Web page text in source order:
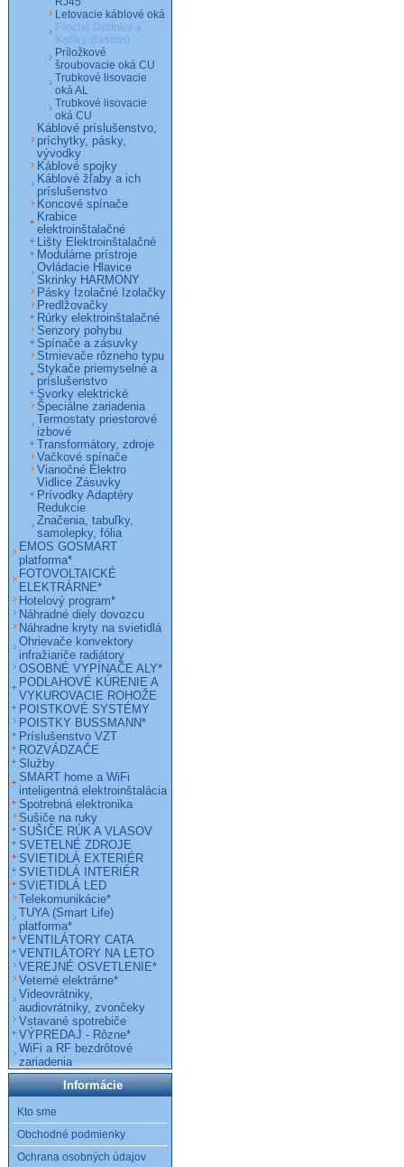
Letovacie káblové oká
Ploché Dutinky a
Kolíky (faston)
Príložkové
šroubovacie oká CU
Trubkové lisovacie
oká AL
Trubkové lisovacie
oká CU
Káblové príslušenstvo,
príchytky, pásky,
vývodky
Káblové spojky
Káblové žľaby a ich
príslušenstvo
Koncové spínače
Krabice
elektroinštalačné
Lišty Elektroinštalačné
Modulárne prístroje
Ovládacie Hlavice
Skrinky HARMONY
Pásky Izolačné Izolačky
Predlžovačky
Rúrky elektroinštalačné
Senzory pohybu
Spínače a zásuvky
Stmievače rôzneho typu
Stykače priemyselné a
príslušenstvo
Svorky elektrické
Špeciálne zariadenia
Termostaty priestorové
izbové
Transformátory, zdroje
Vačkové spínače
Vianočné Elektro
Vidlice Zásuvky
Prívodky Adaptéry
Redukcie
Značenia, tabuľky,
samolepky, fólia
EMOS GOSMART
platforma*
FOTOVOLTAICKÉ
ELEKTRÁRNE*
Hotelový program*
Náhradné diely dovozcu
Náhradne kryty na svietidlá
Ohrievače konvektory
infražiariče radiátory
OSOBNÉ VYPÍNAČE ALY*
PODLAHOVÉ KÚRENIE A
VYKUROVACIE ROHOŽE
POISTKOVÉ SYSTÉMY
POISTKY BUSSMANN*
Príslušenstvo VZT
ROZVÁDZAČE
Služby
SMART home a WiFi
inteligentná elektroinštalácia
Spotrebná elektronika
Sušiče na ruky
SUŠIČE RÚK A VLASOV
SVETELNÉ ZDROJE
SVIETIDLÁ EXTERIÉR
SVIETIDLÁ INTERIÉR
SVIETIDLÁ LED
Telekomunikácie*
TUYA (Smart Life)
platforma*
VENTILÁTORY CATA
VENTILÁTORY NA LETO
VEREJNÉ OSVETLENIE*
Veterné elektrárne*
Videovrátniky,
audiovrátniky, zvončeky
Vstavané spotrebiče
VÝPREDAJ - Rôzne*
WiFi a RF bezdrôtové
zariadenia
Informácie
Kto sme
Obchodné podmienky
Ochrana osobných údajov